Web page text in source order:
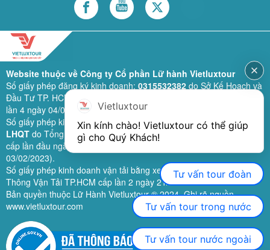
Website thuộc về Công ty Cổ phần Lữ hành Vietluxtour
Số giấy phép đăng ký kinh doanh: 0315532382do Sở Kế Hoạch và
Đầu Tư TP. HCM cấp lần đầu ngày 28/02/2019 (sửa đổi bổ sung
lần 4 ngày 04/06/2024).
Số giấy phép kinh doanh lữ hành quốc tế:79-1111/2019/TCDL-GP
LHQTdo Tổng Cục Du Lịch (nay là Cục Du lịch quốc gia Việt Nam)
cấp lần đầu ngày 26/09/2019 (sửa đổi, bổ sung lần 3 ngày
03/02/2023).
Số giấy phép kinh doanh vận tải bằng xe ô tô:11924do Sở Giao
Thông Vận Tải TP.HCM cấp lần 2 ngày 21/02/2023.
Bản quyền thuộc Lữ Hành Vietluxtour ® 2024. Ghi rõ nguồn
www.vietluxtour.com
Vietluxtour
Xin kính chào! Vietluxtour có thể giúp
gì cho Quý Khách!
Tư vấn tour đoàn
Tư vấn tour trong nước
Tư vấn tour nước ngoài